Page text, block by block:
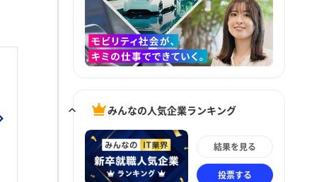
みんなの人気企業ランキング
結果を見る
投票する